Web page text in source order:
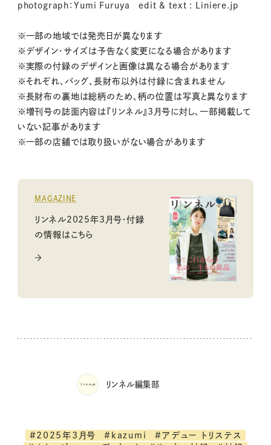
photograph：Yumi Furuya edit & text : Liniere.jp
※一部の地域では発売日が異なります
※デザイン・サイズは予告なく変更になる場合があります
※実際の付録のデザインと画像は異なる場合があります
※それぞれ、バッグ、長財布以外は付録に含まれません
※長財布の裏地は総柄のため、柄の位置は写真と異なります
※増刊号の誌面内容は『リンネル』3月号に対し、一部掲載して
いない記事があります
※一部の店舗では取り扱いがない場合があります
MAGAZINE
リンネル2025年3月号・付録
の情報はこちら
リンネル編集部
#2025年3月号 #kazumi
#アデュー トリステス